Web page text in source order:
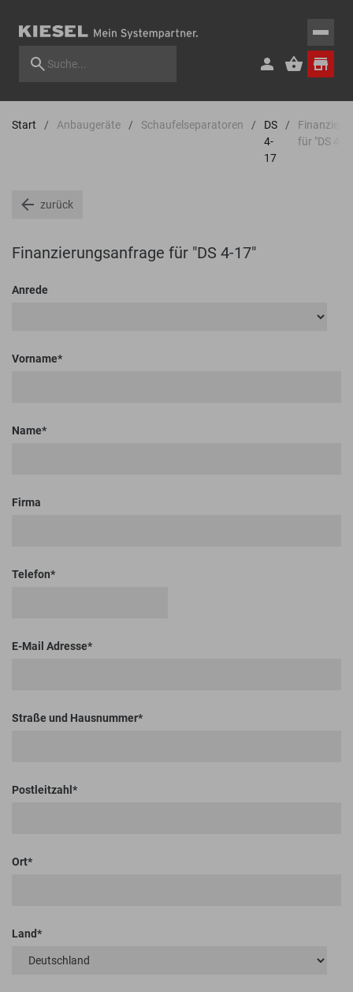
Start Anbaugeräte Schaufelseparatoren
DS
4-
17
für "DS 4-
zurück
Finanzierungsanfrage für "DS 4-17"
Anrede
Vorname
Name
Firma
Telefon
E-Mail Adresse
Straße und Hausnummer
Postleitzahl
Ort
Land